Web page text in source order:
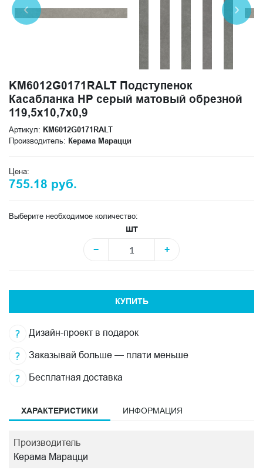
KM6012G0171RALT Подступенок
Касабланка HP серый матовый обрезной
119,5x10,7x0,9
Артикул: KM6012G0171RALT
Производитель: Керама Марацци
Цена:
755.18 руб.
Выберите необходимое количество:
шт
−
+
КУПИТЬ
Дизайн-проект в подарок
Заказывай больше — плати меньше
Бесплатная доставка
ХАРАКТЕРИСТИКИ ИНФОРМАЦИЯ
Производитель
Керама Марацци